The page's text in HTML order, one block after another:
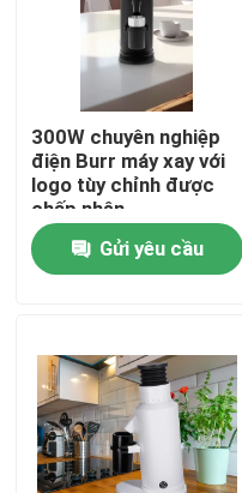
Về chúng tôi
Tham quan nhà máy
Kiểm soát chất lượng
Liên hệ chúng tôi
Máy xay hạt cà phê
Máy xay cà phê Burr
300W chuyên nghiệp
điện Burr máy xay với
logo tùy chỉnh được
chấp nhận
Gửi yêu cầu